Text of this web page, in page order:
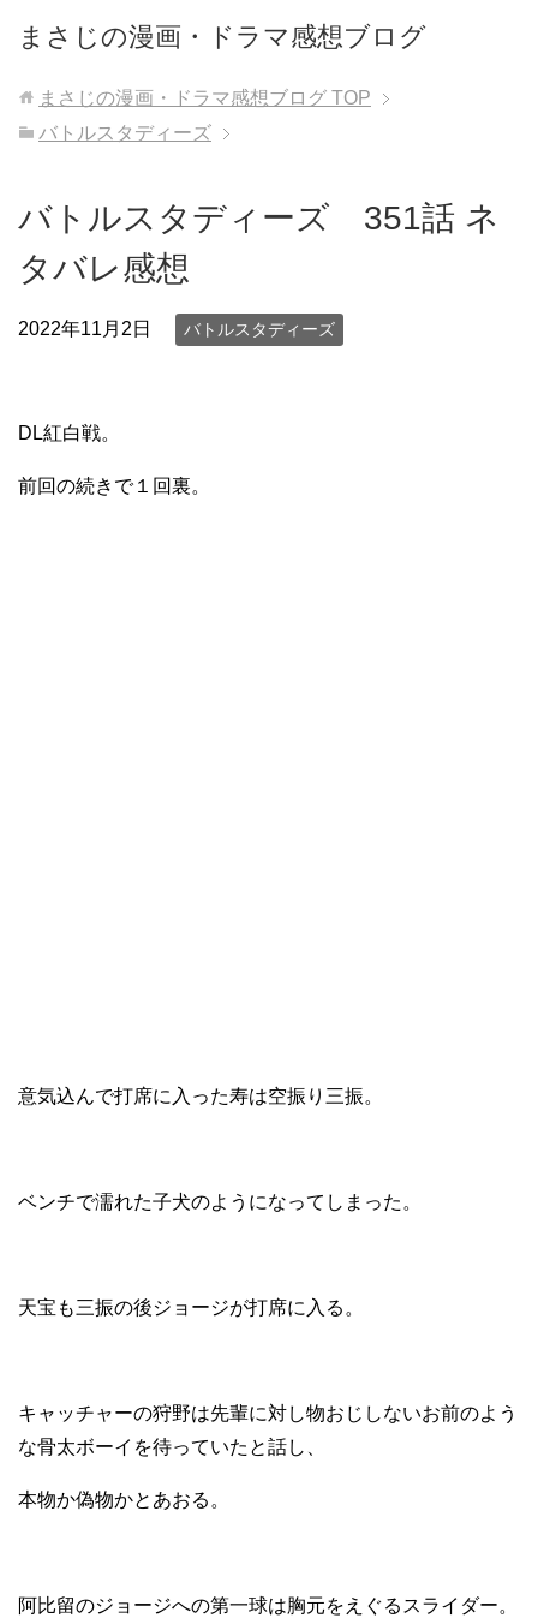
まさじの漫画・ドラマ感想ブログ
まさじの漫画・ドラマ感想ブログ TOP
バトルスタディーズ
バトルスタディーズ 351話 ネ
タバレ感想
2022年11月2日 バトルスタディーズ
DL紅白戦。
前回の続きで１回裏。
意気込んで打席に入った寿は空振り三振。
ベンチで濡れた子犬のようになってしまった。
天宝も三振の後ジョージが打席に入る。
キャッチャーの狩野は先輩に対し物おじしないお前のよう
な骨太ボーイを待っていたと話し、
本物か偽物かとあおる。
阿比留のジョージへの第一球は胸元をえぐるスライダー。